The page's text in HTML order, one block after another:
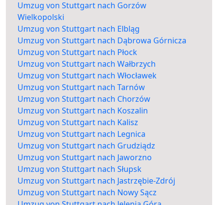
Umzug von Stuttgart nach Gorzów
Wielkopolski
Umzug von Stuttgart nach Elbląg
Umzug von Stuttgart nach Dąbrowa Górnicza
Umzug von Stuttgart nach Płock
Umzug von Stuttgart nach Wałbrzych
Umzug von Stuttgart nach Włocławek
Umzug von Stuttgart nach Tarnów
Umzug von Stuttgart nach Chorzów
Umzug von Stuttgart nach Koszalin
Umzug von Stuttgart nach Kalisz
Umzug von Stuttgart nach Legnica
Umzug von Stuttgart nach Grudziądz
Umzug von Stuttgart nach Jaworzno
Umzug von Stuttgart nach Słupsk
Umzug von Stuttgart nach Jastrzębie-Zdrój
Umzug von Stuttgart nach Nowy Sącz